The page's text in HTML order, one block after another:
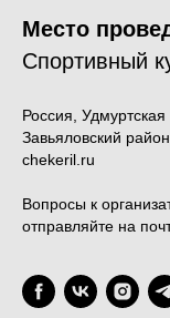
Место
Спортивный
Россия, Удмуртская
Завьяловский
chekeril.ru
Вопросы к
отправляйте на